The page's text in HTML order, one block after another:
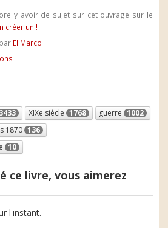
y avoir de sujet sur cet ouvrage sur le
créer un !
El Marco
XIXe siècle 1768 guerre 1002
1870 136
10
ce livre, vous aimerez
l'instant.